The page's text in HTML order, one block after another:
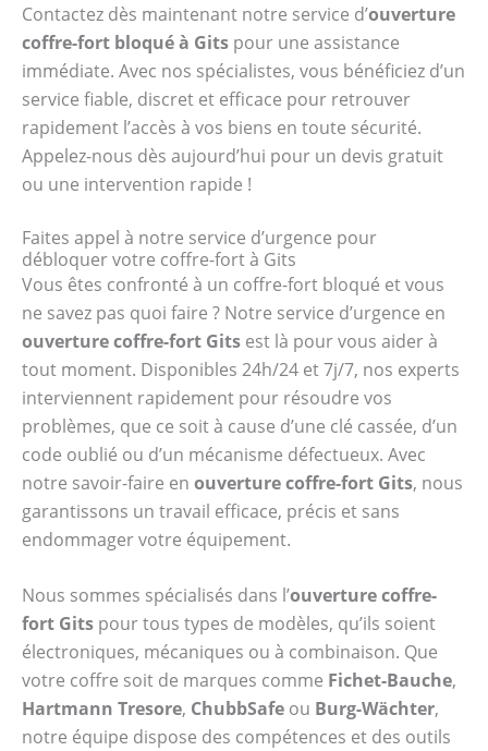
Contactez dès maintenant notre service d’ouverture
coffre-fort bloqué à Gits pour une assistance
immédiate. Avec nos spécialistes, vous bénéficiez d’un
service fiable, discret et efficace pour retrouver
rapidement l’accès à vos biens en toute sécurité.
Appelez-nous dès aujourd’hui pour un devis gratuit
ou une intervention rapide !
Faites appel à notre service d’urgence pour
débloquer votre coffre-fort à Gits
Vous êtes confronté à un coffre-fort bloqué et vous
ne savez pas quoi faire ? Notre service d’urgence en
ouverture coffre-fort Gits est là pour vous aider à
tout moment. Disponibles 24h/24 et 7j/7, nos experts
interviennent rapidement pour résoudre vos
problèmes, que ce soit à cause d’une clé cassée, d’un
code oublié ou d’un mécanisme défectueux. Avec
notre savoir-faire en ouverture coffre-fort Gits, nous
garantissons un travail efficace, précis et sans
endommager votre équipement.
Nous sommes spécialisés dans l’ouverture coffre-
fort Gits pour tous types de modèles, qu’ils soient
électroniques, mécaniques ou à combinaison. Que
votre coffre soit de marques comme Fichet-Bauche,
Hartmann Tresore, ChubbSafe ou Burg-Wächter,
notre équipe dispose des compétences et des outils